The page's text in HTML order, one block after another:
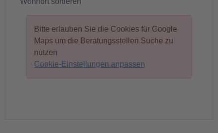
Bitte erlauben Sie die Cookies für Google
Maps um die Beratungsstellen Suche zu
nutzen
Cookie-Einstellungen anpassen